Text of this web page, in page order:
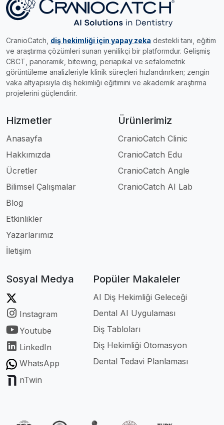
CranioCatch, diş hekimliği için yapay zeka destekli tanı, eğitim
ve araştırma çözümleri sunan yenilikçi bir platformdur. Gelişmiş
CBCT, panoramik, bitewing, periapikal ve sefalometrik
görüntüleme analizleriyle klinik süreçleri hızlandırırken; zengin
vaka altyapısıyla diş hekimliği eğitimini ve akademik araştırma
projelerini güçlendirir.
Hizmetler
Anasayfa
Hakkımızda
Ücretler
Bilimsel Çalışmalar
Blog
Etkinlikler
Yazarlarımız
İletişim
Ürünlerimiz
CranioCatch Clinic
CranioCatch Edu
CranioCatch Angle
CranioCatch AI Lab
Sosyal Medya
Instagram
Youtube
LinkedIn
WhatsApp
nTwin
Popüler Makaleler
AI Diş Hekimliği Geleceği
Dental AI Uygulaması
Diş Tabloları
Diş Hekimliği Otomasyon
Dental Tedavi Planlaması